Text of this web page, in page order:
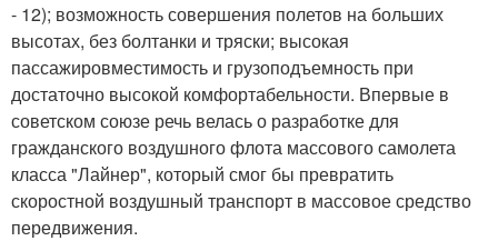
- 12); возможность совершения полетов на больших
высотах, без болтанки и тряски; высокая
пассажировместимость и грузоподъемность при
достаточно высокой комфортабельности. Впервые в
советском союзе речь велась о разработке для
гражданского воздушного флота массового самолета
класса "Лайнер", который смог бы превратить
скоростной воздушный транспорт в массовое средство
передвижения.